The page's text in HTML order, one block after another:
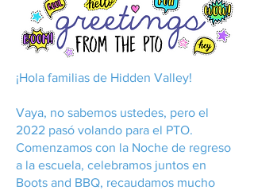
¡Hola familias de Hidden Valley!
Vaya, no sabemos ustedes, pero el
2022 pasó volando para el PTO.
Comenzamos con la Noche de regreso
a la escuela, celebramos juntos en
Boots and BBQ, recaudamos mucho